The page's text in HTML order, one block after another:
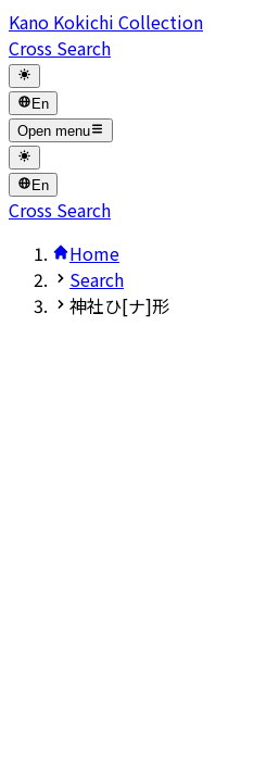
Kano Kokichi Collection
Cross Search
En
Open menu
En
Cross Search
Home
Search
神社ひ[ナ]形